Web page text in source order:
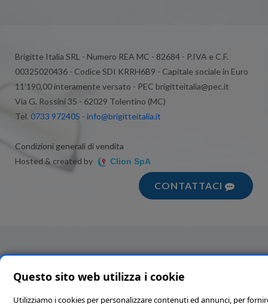
Brigitte Italia SRL - Numero REA MC - 82684 - P.IVA e C.F.
00325020436 - Codice SDI KRRH6B9 - Capitale sociale in Euro
11’190,00 interamente versato - PEC brigitteitalia@pec.it
Via G. Rossini 35 - 62029 Tolentino (MC)
Tel. 0733 972405 - info@brigitteitalia.it
Condizioni generali di vendita
Hosted & created by
Clion SpA
CONTATTACI
Questo sito web utilizza i cookie
Utilizziamo i cookies per personalizzare contenuti ed annunci, per